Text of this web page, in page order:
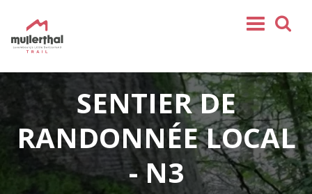
Mullerthal Trail
Tours
Partenaires
Service
SENTIER DE
RANDONNÉE LOCAL
- N3